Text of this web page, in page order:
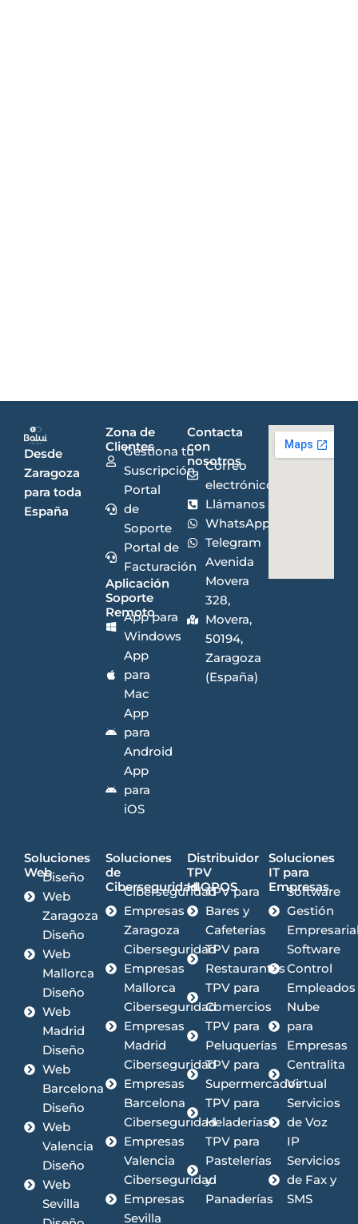
Desde
Zaragoza
para toda
España
Zona de
Clientes
Gestiona tu
Suscripción
Portal
de
Soporte
Portal de
Facturación
Aplicación
Soporte
Remoto
App para
Windows
App
para
Mac
App
para
Android
App
para
iOS
Contacta
con
nosotros
Correo
electrónico
Llámanos
WhatsApp
Telegram
Avenida
Movera
328,
Movera,
50194,
Zaragoza
(España)
Soluciones
WebDiseño
Web
Zaragoza
Diseño
Web
Mallorca
Diseño
Web
Madrid
Diseño
Web
Barcelona
Diseño
Web
Valencia
Diseño
Web
Sevilla
Soluciones
de
Ciberseguridad
Ciberseguridad
Empresas
Zaragoza
Ciberseguridad
Empresas
Mallorca
Ciberseguridad
Empresas
Madrid
Ciberseguridad
Empresas
Barcelona
Ciberseguridad
Empresas
Valencia
Ciberseguridad
Empresas
Sevilla
Distribuidor
TPV
HIOPOS
TPV para
Bares y
Cafeterías
TPV para
Restaurantes
TPV para
Comercios
TPV para
Peluquerías
TPV para
Supermercados
TPV para
Heladerías
TPV para
Pastelerías
y
Panaderías
Soluciones
IT para
Empresas
Software
Gestión
Software
Control
Empleados
Nube
para
Empresas
Centralita
Virtual
Servicios
de Voz
IP
Servicios
de Fax y
SMS